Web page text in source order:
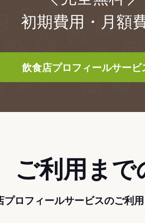
初期費用・月額
飲食店プロフィールサー
ご利用まで
プロフィールサービスのご利